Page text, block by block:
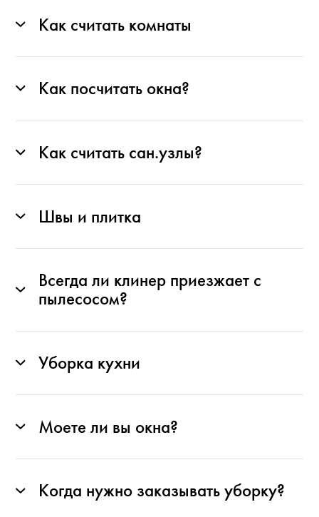
Как считать комнаты
Как посчитать окна?
Как считать сан.узлы?
Швы и плитка
Всегда ли клинер приезжает с
пылесосом?
Уборка кухни
Моете ли вы окна?
Когда нужно заказывать уборку?